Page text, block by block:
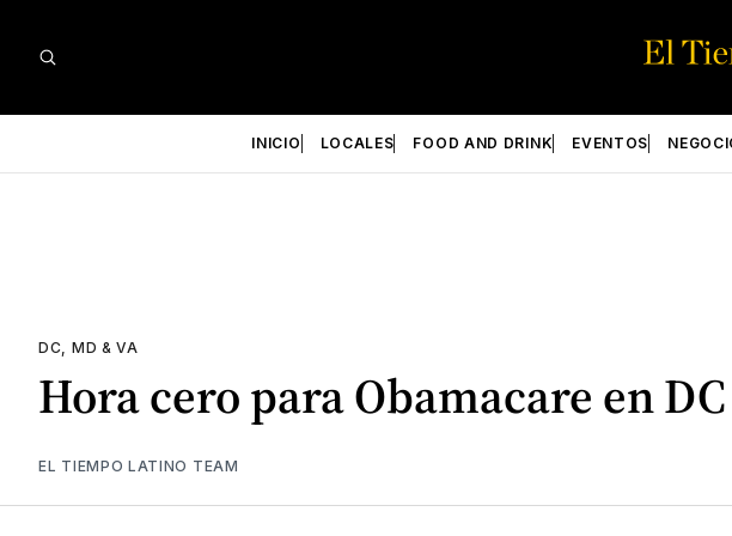
INICIO LOCALES FOOD AND DRINK EVENTOS
DC, MD & VA
Hora cero para Obamacare en DC
EL TIEMPO LATINO TEAM